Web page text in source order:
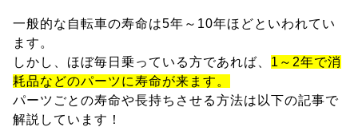
一般的な自転車の寿命は5年～10年ほどといわれてい
ます。
しかし、ほぼ毎日乗っている方であれば、 1～2年で消
耗品などのパーツに寿命が来ます。
パーツごとの寿命や長持ちさせる方法は以下の記事で
解説しています！